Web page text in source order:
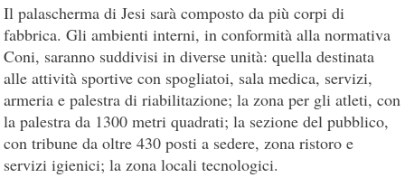
Il palascherma di Jesi sarà composto da più corpi di
fabbrica. Gli ambienti interni, in conformità alla normativa
Coni, saranno suddivisi in diverse unità: quella destinata
alle attività sportive con spogliatoi, sala medica, servizi,
armeria e palestra di riabilitazione; la zona per gli atleti, con
la palestra da 1300 metri quadrati; la sezione del pubblico,
con tribune da oltre 430 posti a sedere, zona ristoro e
servizi igienici; la zona locali tecnologici.